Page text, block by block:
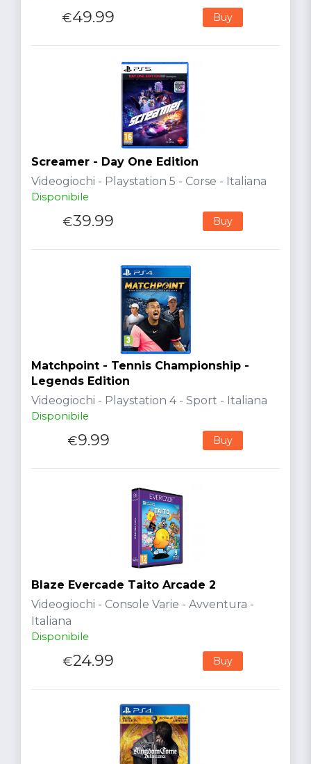
€49.99 Buy
Screamer - Day One Edition
Videogiochi - Playstation 5 - Corse - Italiana
Disponibile
€39.99 Buy
Matchpoint - Tennis Championship -
Legends Edition
Videogiochi - Playstation 4 - Sport - Italiana
Disponibile
€9.99 Buy
Blaze Evercade Taito Arcade 2
Videogiochi - Console Varie - Avventura -
Italiana
Disponibile
€24.99 Buy